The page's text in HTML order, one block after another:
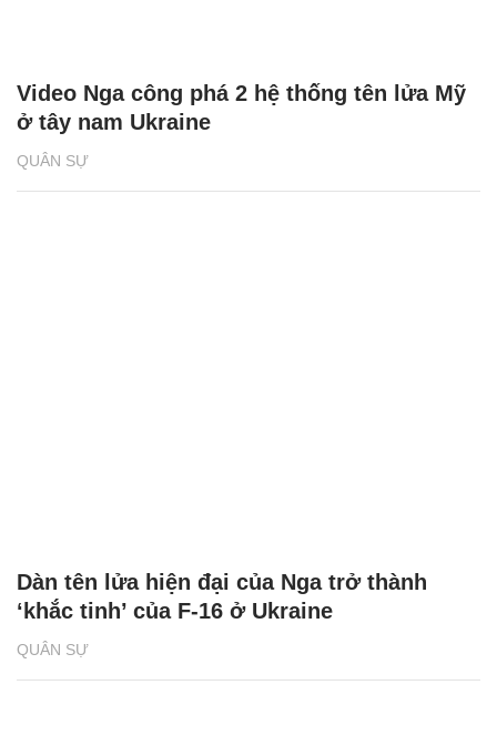
QUÂN SỰ
Video Nga công phá 2 hệ thống tên lửa Mỹ
ở tây nam Ukraine
QUÂN SỰ
Dàn tên lửa hiện đại của Nga trở thành
‘khắc tinh’ của F-16 ở Ukraine